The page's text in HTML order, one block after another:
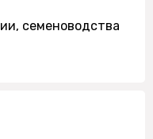
семеноводства